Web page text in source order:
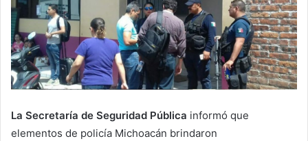
La Secretaría de Seguridad Pública informó que
elementos de policía Michoacán brindaron